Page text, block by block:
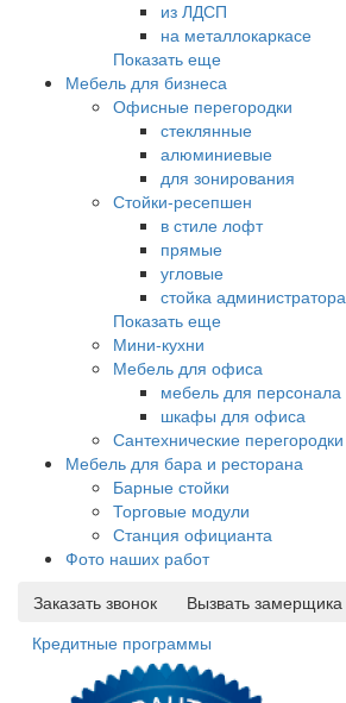
из ЛДСП
на металлокаркасе
Показать еще
Мебель для бизнеса
Офисные перегородки
стеклянные
алюминиевые
для зонирования
Стойки-ресепшен
в стиле лофт
прямые
угловые
стойка администратора
Показать еще
Мини-кухни
Мебель для офиса
мебель для персонала
шкафы для офиса
Сантехнические перегородки
Мебель для бара и ресторана
Барные стойки
Торговые модули
Станция официанта
Фото наших работ
Заказать звонок
Вызвать замерщика
Кредитные программы